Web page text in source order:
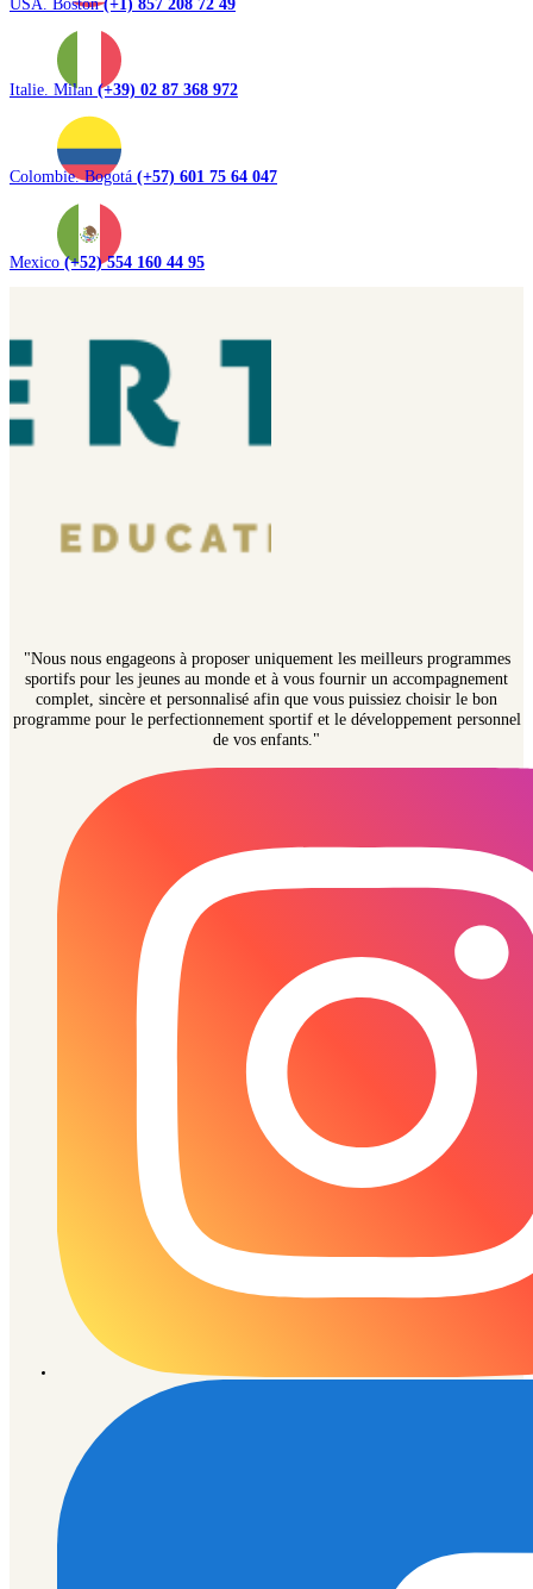
Italie. Milan (+39) 02 87 368 972
Colombie. Bogotá (+57) 601 75 64 047
Mexico (+52) 554 160 44 95
"Nous nous engageons à proposer uniquement les meilleurs programmes
sportifs pour les jeunes au monde et à vous fournir un accompagnement
complet, sincère et personnalisé afin que vous puissiez choisir le bon
programme pour le perfectionnement sportif et le développement personnel
de vos enfants."